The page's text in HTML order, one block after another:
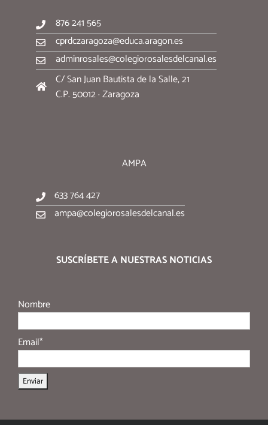
876 241 565
cprdczaragoza@educa.aragon.es
adminrosales@colegiorosalesdelcanal.es
C/ San Juan Bautista de la Salle, 21
C.P. 50012 · Zaragoza
AMPA
633 764 427
ampa@colegiorosalesdelcanal.es
SUSCRÍBETE A NUESTRAS NOTICIAS
Nombre
Email*